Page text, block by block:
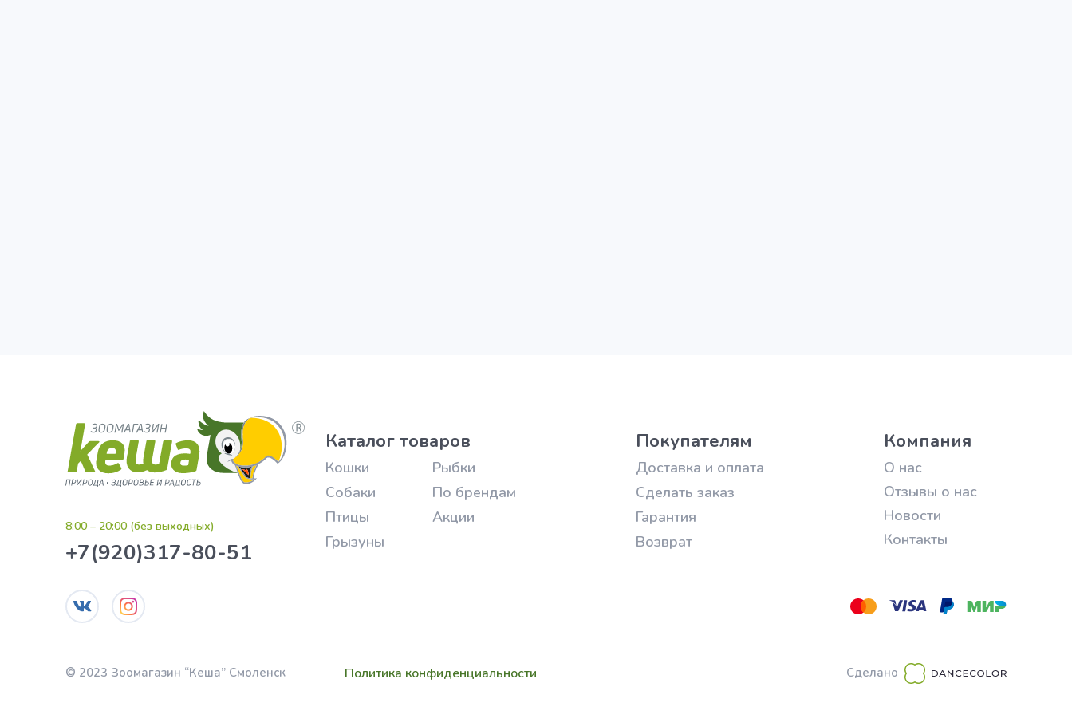
8:00 – 20:00 (без выходных)
+7(920)317-80-51
Каталог товаров
Кошки
Собаки
Птицы
Грызуны
Рыбки
По брендам
Акции
Покупателям
Доставка и оплата
Сделать заказ
Гарантия
Возврат
Компания
О нас
Отзывы о нас
Новости
Контакты
© 2023 Зоомагазин “Кеша” Смоленск Политика конфиденциальности Сделано